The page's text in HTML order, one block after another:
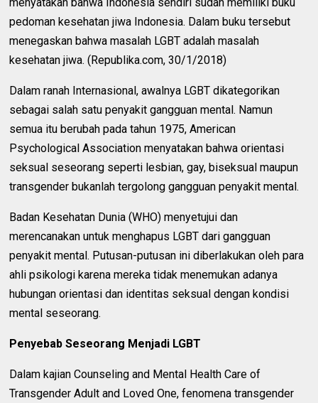
pedoman kesehatan jiwa Indonesia. Dalam buku tersebut
menegaskan bahwa masalah LGBT adalah masalah
kesehatan jiwa. (Republika.com, 30/1/2018)
Dalam ranah Internasional, awalnya LGBT dikategorikan
sebagai salah satu penyakit gangguan mental. Namun
semua itu berubah pada tahun 1975, American
Psychological Association menyatakan bahwa orientasi
seksual seseorang seperti lesbian, gay, biseksual maupun
transgender bukanlah tergolong gangguan penyakit mental.
Badan Kesehatan Dunia (WHO) menyetujui dan
merencanakan untuk menghapus LGBT dari gangguan
penyakit mental. Putusan-putusan ini diberlakukan oleh para
ahli psikologi karena mereka tidak menemukan adanya
hubungan orientasi dan identitas seksual dengan kondisi
mental seseorang.
Penyebab Seseorang Menjadi LGBT
Dalam kajian Counseling and Mental Health Care of
Transgender Adult and Loved One, fenomena transgender